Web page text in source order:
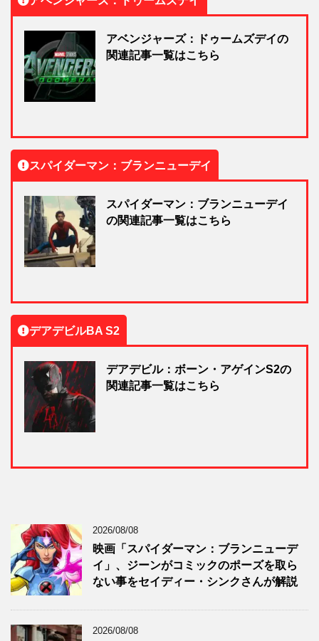
アベンジャーズ：ドゥームズデイの
関連記事一覧はこちら
スパイダーマン：ブランニューデイ
スパイダーマン：ブランニューデイ
の関連記事一覧はこちら
デアデビルBA S2
デアデビル：ボーン・アゲインS2の
関連記事一覧はこちら
2026/08/08
映画「スパイダーマン：ブランニューデ
イ」、ジーンがコミックのポーズを取ら
ない事をセイディー・シンクさんが解説
2026/08/08